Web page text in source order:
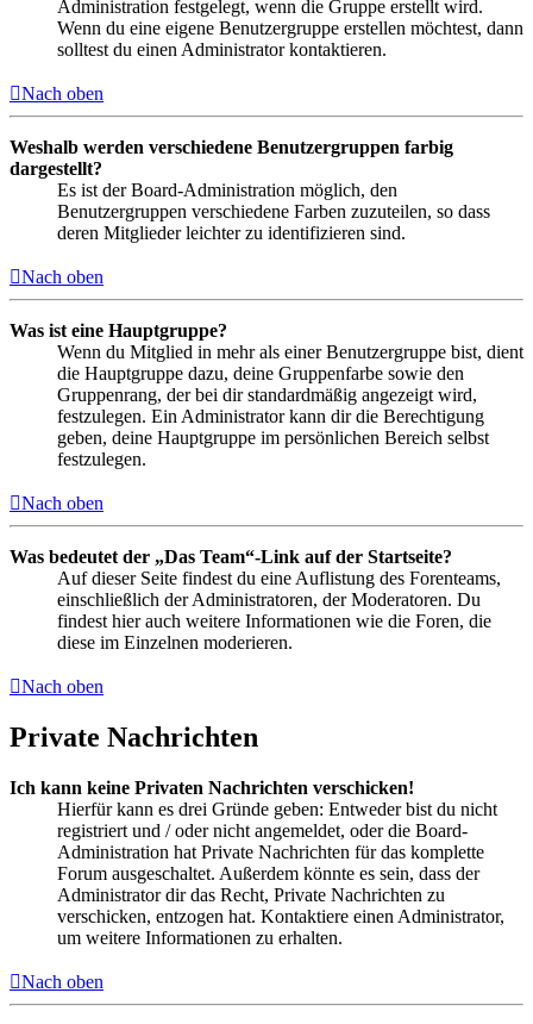
Administration festgelegt, wenn die Gruppe erstellt wird.
Wenn du eine eigene Benutzergruppe erstellen möchtest, dann
solltest du einen Administrator kontaktieren.
Nach oben
Weshalb werden verschiedene Benutzergruppen farbig
dargestellt?
Es ist der Board-Administration möglich, den
Benutzergruppen verschiedene Farben zuzuteilen, so dass
deren Mitglieder leichter zu identifizieren sind.
Nach oben
Was ist eine Hauptgruppe?
Wenn du Mitglied in mehr als einer Benutzergruppe bist, dient
die Hauptgruppe dazu, deine Gruppenfarbe sowie den
Gruppenrang, der bei dir standardmäßig angezeigt wird,
festzulegen. Ein Administrator kann dir die Berechtigung
geben, deine Hauptgruppe im persönlichen Bereich selbst
festzulegen.
Nach oben
Was bedeutet der „Das Team“-Link auf der Startseite?
Auf dieser Seite findest du eine Auflistung des Forenteams,
einschließlich der Administratoren, der Moderatoren. Du
findest hier auch weitere Informationen wie die Foren, die
diese im Einzelnen moderieren.
Nach oben
Private Nachrichten
Ich kann keine Privaten Nachrichten verschicken!
Hierfür kann es drei Gründe geben: Entweder bist du nicht
registriert und / oder nicht angemeldet, oder die Board-
Administration hat Private Nachrichten für das komplette
Forum ausgeschaltet. Außerdem könnte es sein, dass der
Administrator dir das Recht, Private Nachrichten zu
verschicken, entzogen hat. Kontaktiere einen Administrator,
um weitere Informationen zu erhalten.
Nach oben